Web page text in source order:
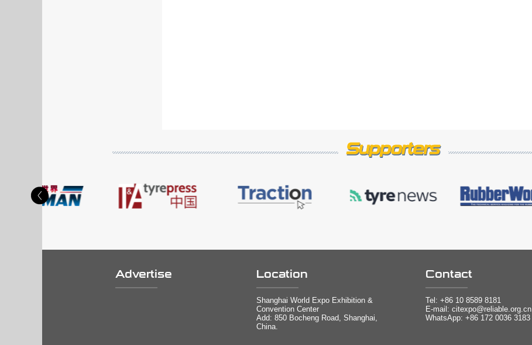
Advertise Location
Shanghai World Expo Exhibition &
Convention Center
Add: 850 Bocheng Road, Shanghai,
China.
Contact
Tel: +86 10 8589 8181
E-mail: citexpo@reliable.org.cn
WhatsApp: +86 172 0036 3183